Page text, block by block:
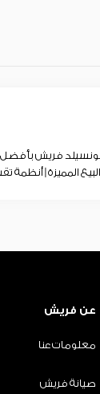
فريش
المميزة | أنظمة
عن فريش
معلومات عنا
صيانة فريش